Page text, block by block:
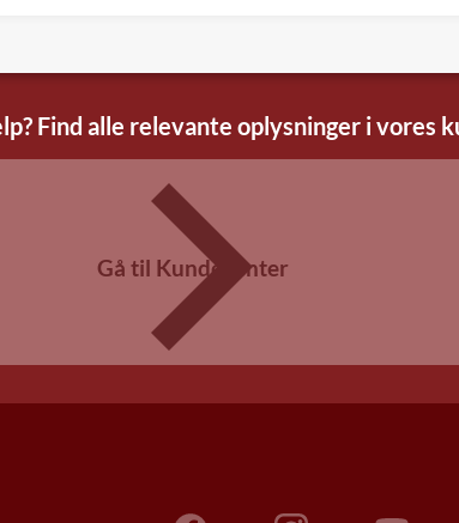
Find alle relevante oplysninger i vores
Gå til Kundecenter